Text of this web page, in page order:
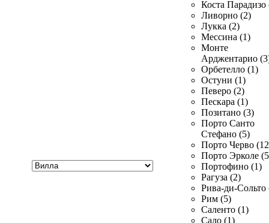
Коста Парадизо
Ливорно (2)
Лукка (2)
Мессина (1)
Монте
Арджентарио
Орбетелло (1)
Остуни (1)
Певеро (2)
Пескара (1)
Позитано (3)
Порто Санто
Стефано (5)
Порто Черво
Порто Эрколе
Портофино (1)
Рагуза (2)
Рива-ди-Сольто
Рим (5)
Саленто (1)
Сало (1)